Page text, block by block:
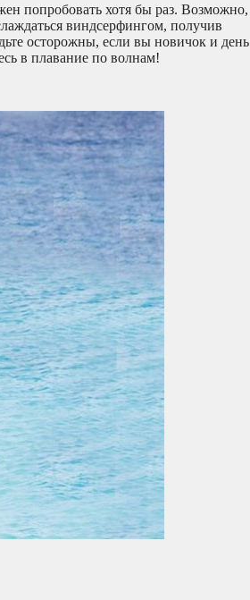
попробовать хотя бы раз. Возможно,
виндсерфингом, получив
осторожны, если вы новичок и день
в плавание по волнам!